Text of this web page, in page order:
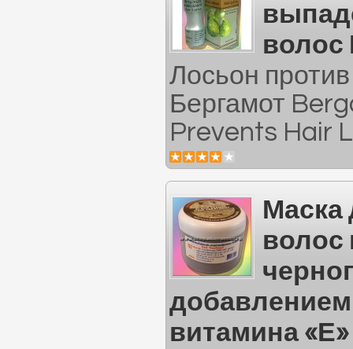
волос
Лосьон
Бергамот
Prevents Hair
Маска
волос
витамина